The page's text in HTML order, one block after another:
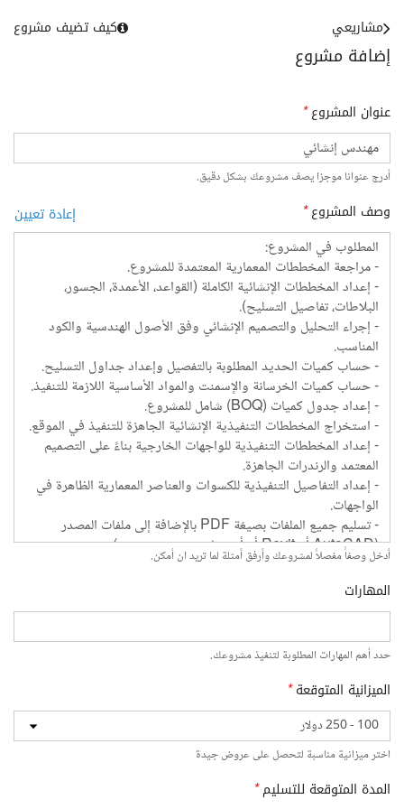
إضافة مشروع
مشاريعي كيف تضيف مشروع
عنوان المشروع*
أدرج عنوانا موجزا يصف مشروعك بشكل دقيق.
وصف المشروع* إعادة تعيين
أدخل وصفاً مفصلاً لمشروعك وأرفق أمثلة لما تريد ان أمكن.
المهارات
حدد أهم المهارات المطلوبة لتنفيذ مشروعك.
الميزانية المتوقعة*
اختر ميزانية مناسبة لتحصل على عروض جيدة
المدة المتوقعة للتسليم*